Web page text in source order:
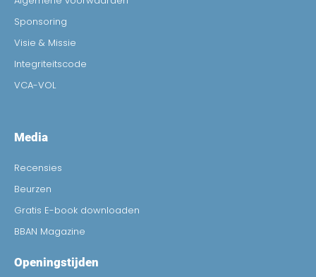
Sponsoring
Visie & Missie
Integriteitscode
VCA-VOL
Media
Recensies
Beurzen
Gratis E-book downloaden
BBAN Magazine
Openingstijden